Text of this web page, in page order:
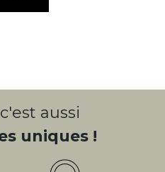
aussi
uniques !